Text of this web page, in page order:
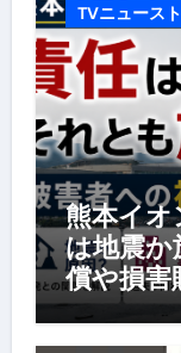
TVニュース
熊本イオ
は地震か
償や損害